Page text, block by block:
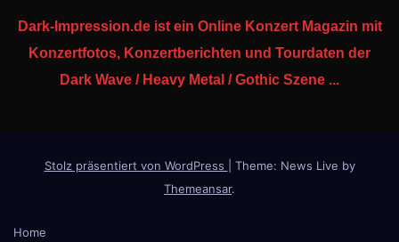
Dark-Impression.de ist ein Online Konzert Magazin mit
Konzertfotos, Konzertberichten und Tourdaten der
Dark Wave / Heavy Metal / Gothic Szene ...
Stolz präsentiert von WordPress
Theme: News Live by
Themeansar.
Home